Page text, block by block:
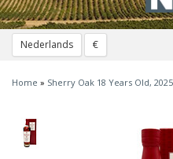
Nederlands €
Home » Sherry Oak 18 Years Old,